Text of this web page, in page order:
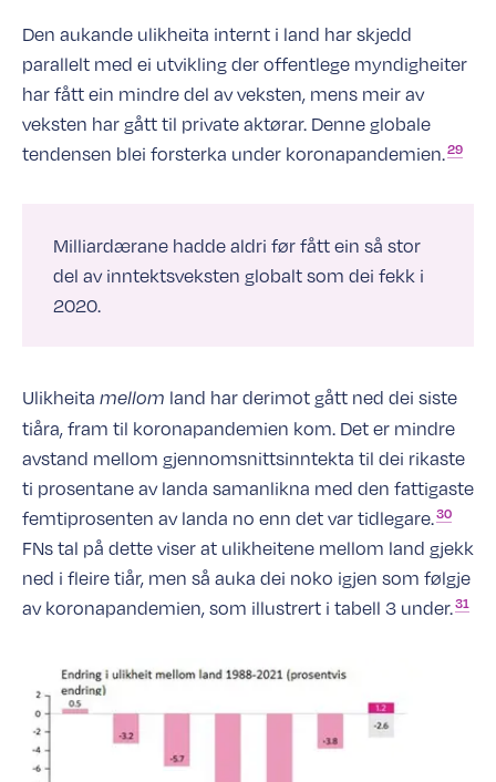
Den aukande ulikheita internt i land har skjedd
parallelt med ei utvikling der offentlege myndigheiter
har fått ein mindre del av veksten, mens meir av
veksten har gått til private aktørar. Denne globale
tendensen blei forsterka under koronapandemien.29
Milliardærane hadde aldri før fått ein så stor
del av inntektsveksten globalt som dei fekk i
2020.
Ulikheita mellom land har derimot gått ned dei siste
tiåra, fram til koronapandemien kom. Det er mindre
avstand mellom gjennomsnittsinntekta til dei rikaste
ti prosentane av landa samanlikna med den fattigaste
femtiprosenten av landa no enn det vartidlegare.30
FNs tal på dette viser at ulikheitene mellom land gjekk
ned i fleire tiår, men så auka dei noko igjen som følgje
av koronapandemien, som illustrert i tabell 3 under.31